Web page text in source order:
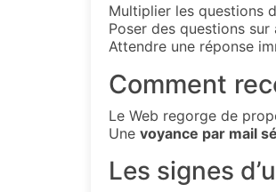
Multiplier les questions
Poser des questions
Attendre une réponse
Comment
Le Web regorge de
Une voyance par mail
Les signes